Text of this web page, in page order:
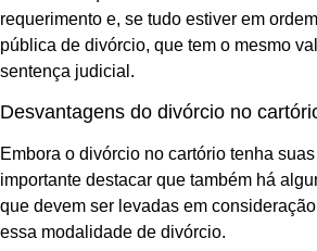
requerimento e, se tudo estiver em
pública de divórcio, que tem o mesmo
sentença judicial.
Desvantagens do divórcio no
Embora o divórcio no cartório tenha
importante destacar que também há
que devem ser levadas em
essa modalidade de divórcio.